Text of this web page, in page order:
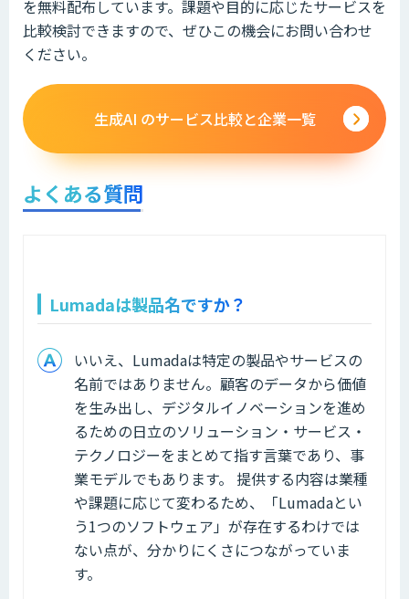
を無料配布しています。課題や目的に応じたサービスを
比較検討できますので、ぜひこの機会にお問い合わせ
ください。
生成AI のサービス比較と企業一覧
よくある質問
Lumadaは製品名ですか？
いいえ、Lumadaは特定の製品やサービスの
名前ではありません。顧客のデータから価値
を生み出し、デジタルイノベーションを進め
るための日立のソリューション・サービス・
テクノロジーをまとめて指す言葉であり、事
業モデルでもあります。 提供する内容は業種
や課題に応じて変わるため、「Lumadaとい
う1つのソフトウェア」が存在するわけでは
ない点が、分かりにくさにつながっていま
す。